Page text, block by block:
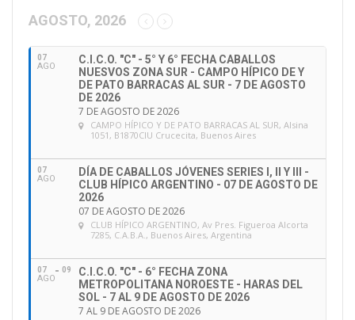
AGOSTO, 2026
07
AGO
C.I.C.O. "C" - 5° Y 6° FECHA CABALLOS
NUESVOS ZONA SUR - CAMPO HÍPICO DE Y
DE PATO BARRACAS AL SUR - 7 DE AGOSTO
DE 2026
7 DE AGOSTO DE 2026
CAMPO HÍPICO Y DE PATO BARRACAS AL SUR, Alsina
1051, B1870CIU Crucecita, Buenos Aires
07
AGO
DÍA DE CABALLOS JÓVENES SERIES I, II Y III -
CLUB HÍPICO ARGENTINO - 07 DE AGOSTO DE
2026
07 DE AGOSTO DE 2026
CLUB HÍPICO ARGENTINO, Av Pres. Figueroa Alcorta
7285, C.A.B.A., Buenos Aires, Argentina
07
AGO
09
C.I.C.O. "C" - 6° FECHA ZONA
METROPOLITANA NOROESTE - HARAS DEL
SOL - 7 AL 9 DE AGOSTO DE 2026
7 AL 9 DE AGOSTO DE 2026